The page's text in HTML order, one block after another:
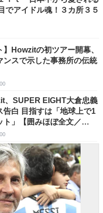
アイドル魂！３カ所３５
】Howzitの初ツアー開幕、
ンスで示した事務所の伝統
、SUPER EIGHT大倉忠義
告白 目指すは「地球上で1
ト」【囲みほぼ全文／
NICE TO ME YOU】